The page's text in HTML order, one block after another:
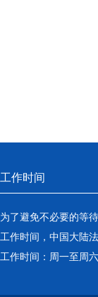
工作时间
为了避免不必要的等
工作时间，中国大陆
工作时间：周一至周